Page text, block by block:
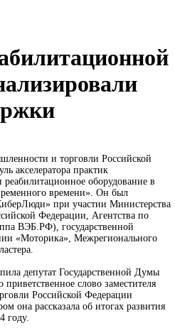
и торговли Российской
акселератора практик
оборудование в
времени». Он был
при участии Министерства
Федерации, Агентства по
ВЭБ.РФ), государственной
«Моторика», Межрегионального
депутат Государственной Думы
приветственное слово заместителя
Российской Федерации
она рассказала об итогах развития
году.